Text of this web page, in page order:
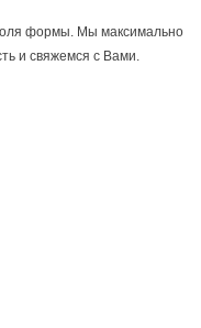
формы. Мы максимально
и свяжемся с Вами.